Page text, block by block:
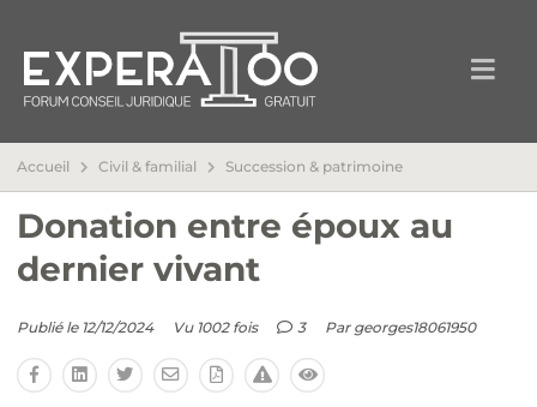
Accueil Civil & familial Succession & patrimoine
Donation entre époux au
dernier vivant
Publié le 12/12/2024 Vu 1002 fois 3 Par georges18061950